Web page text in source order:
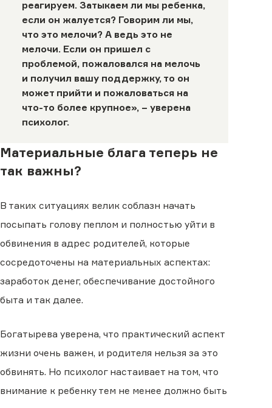
реагируем. Затыкаем ли мы ребенка,
если он жалуется? Говорим ли мы,
что это мелочи? А ведь это не
мелочи. Если он пришел с
проблемой, пожаловался на мелочь
и получил вашу поддержку, то он
может прийти и пожаловаться на
что-то более крупное», − уверена
психолог.
Материальные блага теперь не
так важны?
В таких ситуациях велик соблазн начать
посыпать голову пеплом и полностью уйти в
обвинения в адрес родителей, которые
сосредоточены на материальных аспектах:
заработок денег, обеспечивание достойного
быта и так далее.
Богатырева уверена, что практический аспект
жизни очень важен, и родителя нельзя за это
обвинять. Но психолог настаивает на том, что
внимание к ребенку тем не менее должно быть